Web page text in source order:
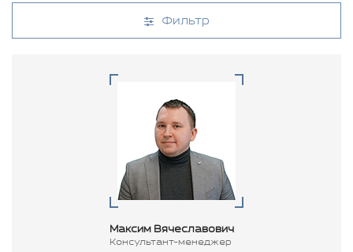
Фильтр
Максим Вячеславович
Консультант-менеджер